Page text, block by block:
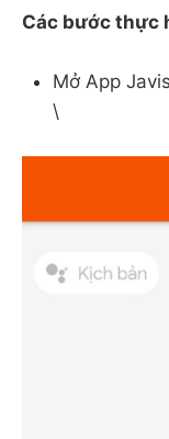
Các bước thực
Mở App
\